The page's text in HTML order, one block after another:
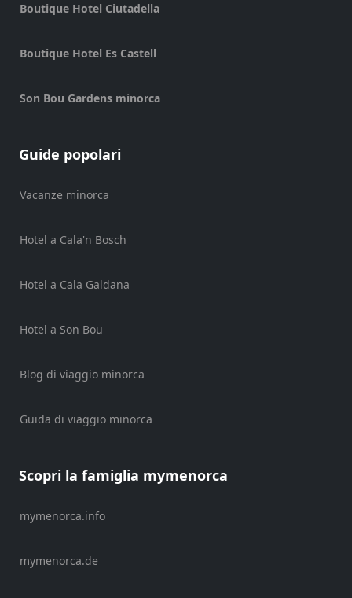
biciclette
Paddle
Noleggio
noleggio
veicoli
Servizi
Golf
Annual
Ubicación
Boutique Hotel Ciutadella
Boutique Hotel Es Castell
Son Bou Gardens minorca
Guide popolari
Vacanze minorca
Hotel a Cala'n Bosch
Hotel a Cala Galdana
Hotel a Son Bou
Blog di viaggio minorca
Guida di viaggio minorca
Scopri la famiglia mymenorca
mymenorca.info
mymenorca.de